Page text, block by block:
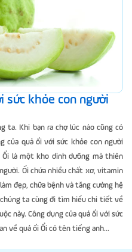
sức khỏe con người
ta. Khi bạn ra chợ lúc nào cũng có
của quả ổi với sức khỏe con người
là một kho dinh dưõng mà thiên
Ổi chứa nhiều chất xơ, vitamin
đẹp, chữa bệnh và tăng cường hệ
ta cùng đi tìm hiểu chi tiết về
này. Công dụng của quả ổi với sức
về quả ổi Ổi có tên tiếng anh...